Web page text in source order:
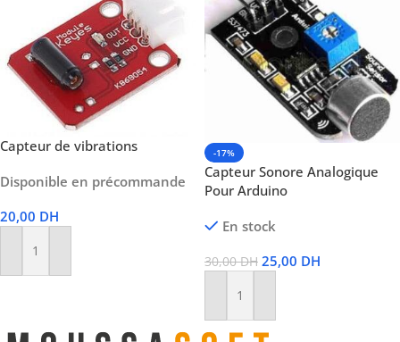
Capteur de vibrations
Disponible en précommande
20,00 DH
Ajouter Au Panier
-17%
Capteur Sonore Analogique
Pour Arduino
En stock
30,00DH 25,00 DH
Ajouter Au Panier